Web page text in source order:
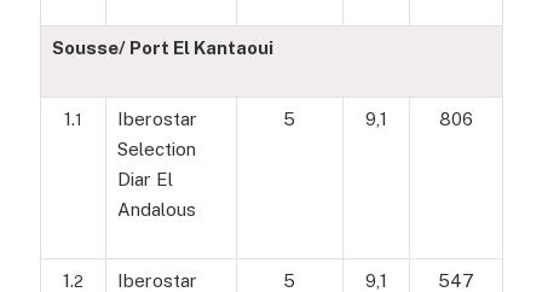
Sousse/ Port El Kantaoui
1.1
Iberostar
Selection
Diar El
Andalous
5 9,1 806
1.2
Iberostar
5 9,1 547